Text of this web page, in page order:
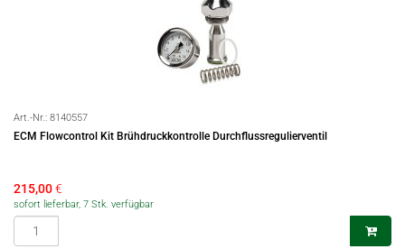
Art.-Nr.: 8140557
ECM Flowcontrol Kit Brühdruckkontrolle Durchflussregulierventil
215,00€
sofort lieferbar, 7 Stk. verfügbar